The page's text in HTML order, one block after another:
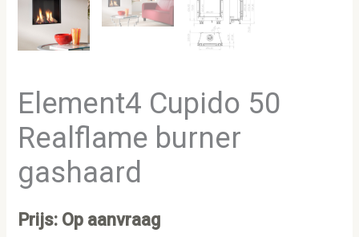
Element4 Cupido 50
Realflame burner
gashaard
Prijs: Op aanvraag